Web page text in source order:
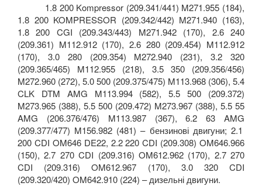
1.8 200 Kompressor (209.341/441) M271.955 (184),
1.8 200 KOMPRESSOR (209.342/442) M271.940 (163),
1.8 200 CGI (209.343/443) M271.942 (170), 2.6 240
(209.361) M112.912 (170), 2.6 280 (209.454) M112.912
(170), 3.0 280 (209.354) M272.940 (231), 3.2 320
(209.365/465) M112.955 (218), 3.5 350 (209.356/456)
M272.960 (272), 5.0 500 (209.375/475) M113.968 (306), 5.4
CLK
DTM AMG M113.994 (582), 5.5 500 (209.372)
M273.965 (388), 5.5 500 (209.472) M273.967 (388), 5.5 55
AMG (206.376/476) M113.987 (367), 6.2 63AMG
(209.377/477) M156.982 (481) – бензинові двигуни; 2.1
200 CDI OM646 DE22, 2.2 220CDI (209.308) OM646.966
(150), 2.7 270CDI (209.316) OM612.962 (170), 2.7 270
CDI (209.316)OM612.967 (170), 3.0 320CDI
(209.320/420) OM642.910 (224) – дизельні двигуни.